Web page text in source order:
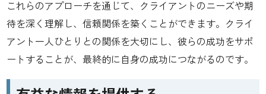
これらのアプローチを通じて、クライアントのニーズや期
待を深く理解し、信頼関係を築くことができます。クライ
アント一人ひとりとの関係を大切にし、彼らの成功をサポ
ートすることが、最終的に自身の成功につながるのです。